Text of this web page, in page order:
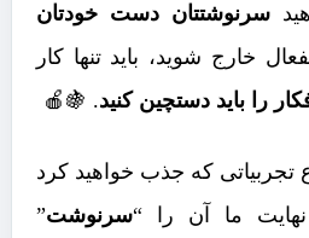
سرنوشتتان دست خودتان
خارج شوید، باید تنها کار
را باید دستچین کنید. 🍇🍎
تجربیاتی که جذب خواهید کرد
ما آن را “سرنوشت”